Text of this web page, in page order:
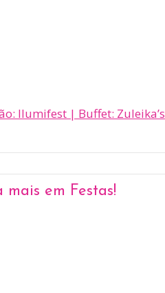
Ilumifest | Buffet: Zuleika’s
mais em Festas!